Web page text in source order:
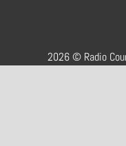
2026 © Radio